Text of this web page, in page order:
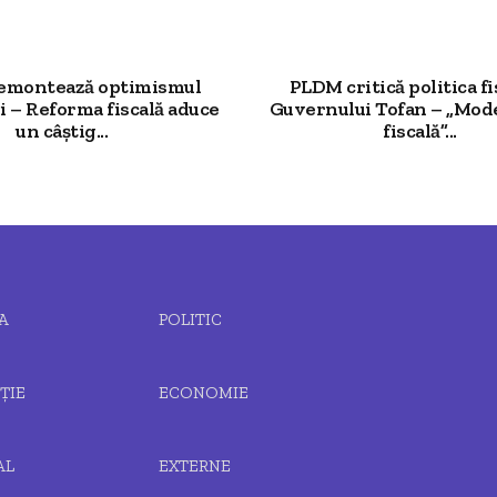
optimismul
Reforma fiscală aduce
un câștig...
PLDM critică politica
Guvernului Tofan –
fiscală”...
POLITIC
ECONOMIE
EXTERNE